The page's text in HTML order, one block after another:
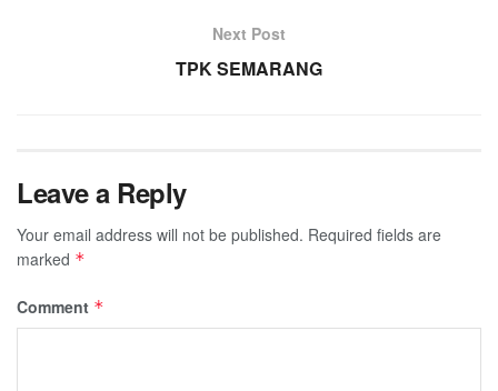
Next Post
TPK SEMARANG
Leave a Reply
Your email address will not be published. Required fields are
marked *
Comment *